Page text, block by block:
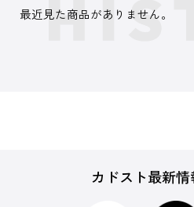
最近見た商品がありません。
カドスト最新